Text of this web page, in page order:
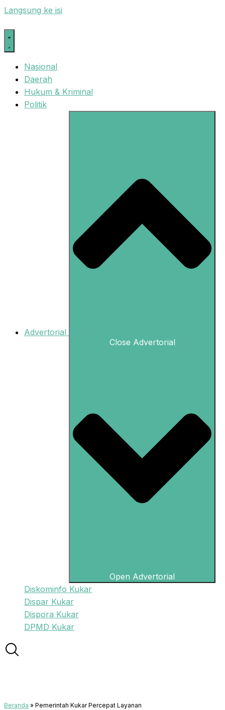
Langsung ke isi
Nasional
Daerah
Hukum & Kriminal
Politik
Advertorial
Close Advertorial
Open Advertorial
Diskominfo Kukar
Dispar Kukar
Dispora Kukar
DPMD Kukar
Beranda » Pemerintah Kukar Percepat Layanan